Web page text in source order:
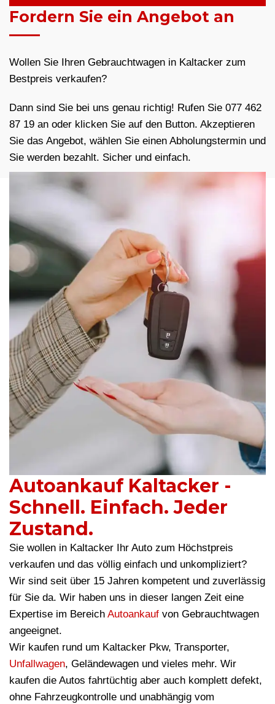
Fordern Sie ein Angebot an
Wollen Sie Ihren Gebrauchtwagen in Kaltacker zum
Bestpreis verkaufen?
Dann sind Sie bei uns genau richtig! Rufen Sie 077 462
87 19 an oder klicken Sie auf den Button. Akzeptieren
Sie das Angebot, wählen Sie einen Abholungstermin und
Sie werden bezahlt. Sicher und einfach.
Autoankauf Kaltacker -
Schnell. Einfach. Jeder
Zustand.
Sie wollen in Kaltacker Ihr Auto zum Höchstpreis
verkaufen und das völlig einfach und unkompliziert?
Wir sind seit über 15 Jahren kompetent und zuverlässig
für Sie da. Wir haben uns in dieser langen Zeit eine
Expertise im Bereich Autoankauf von Gebrauchtwagen
angeeignet.
Wir kaufen rund um Kaltacker Pkw, Transporter,
Unfallwagen, Geländewagen und vieles mehr. Wir
kaufen die Autos fahrtüchtig aber auch komplett defekt,
ohne Fahrzeugkontrolle und unabhängig vom